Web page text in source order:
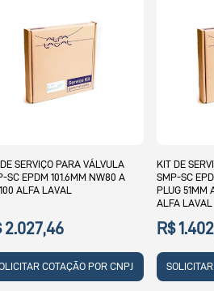
SERVIÇO PARA VÁLVULA
SC EPDM 101.6MM NW80 A
ALFA LAVAL
2.027,46
COTAÇÃO POR CNPJ
KIT DE
SMP-SC
PLUG 51MM
ALFA LAVAL
R$